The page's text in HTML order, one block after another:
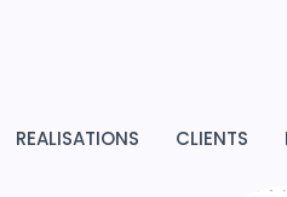
REALISATIONS CLIENTS